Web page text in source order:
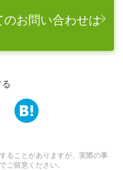
お問い合わせは
ることがありますが、実際の事
ご留意ください。